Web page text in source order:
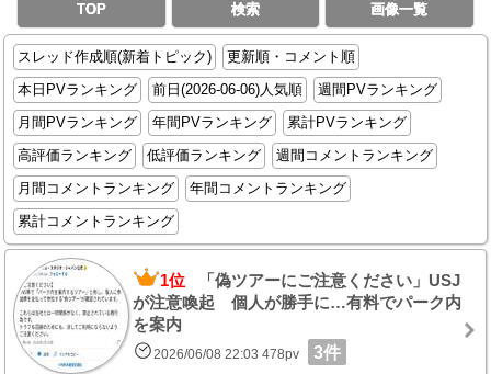
TOP 検索 画像一覧
スレッド作成順(新着トピック)
更新順・コメント順
本日PVランキング
前日(2026-06-06)人気順
週間PVランキング
月間PVランキング
年間PVランキング
累計PVランキング
高評価ランキング
低評価ランキング
週間コメントランキング
月間コメントランキング
年間コメントランキング
累計コメントランキング
1位 「偽ツアーにご注意ください」USJ
が注意喚起 個人が勝手に…有料でパーク内
を案内
2026/06/08 22:03 478pv 3件